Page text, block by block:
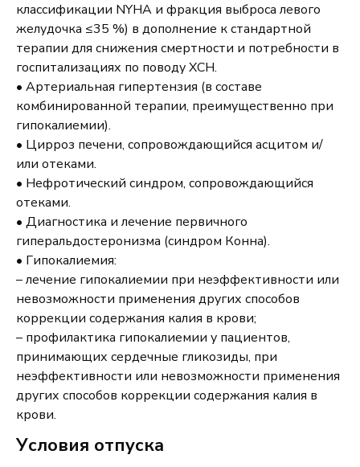
классификации NYHA и фракция выброса левого
желудочка ≤35 %) в дополнение к стандартной
терапии для снижения смертности и потребности в
госпитализациях по поводу ХСН.
• Артериальная гипертензия (в составе
комбинированной терапии, преимущественно при
гипокалиемии).
• Цирроз печени, сопровождающийся асцитом и/
или отеками.
• Нефротический синдром, сопровождающийся
отеками.
• Диагностика и лечение первичного
гиперальдостеронизма (синдром Конна).
• Гипокалиемия:
– лечение гипокалиемии при неэффективности или
невозможности применения других способов
коррекции содержания калия в крови;
– профилактика гипокалиемии у пациентов,
принимающих сердечные гликозиды, при
неэффективности или невозможности применения
других способов коррекции содержания калия в
крови.
Условия отпуска